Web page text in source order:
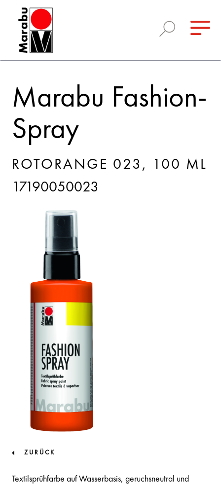
Marabu Fashion-
Spray
ROTORANGE 023, 100 ML
17190050023
ZURÜCK
Textilsprühfarbe auf Wasserbasis, geruchsneutral und